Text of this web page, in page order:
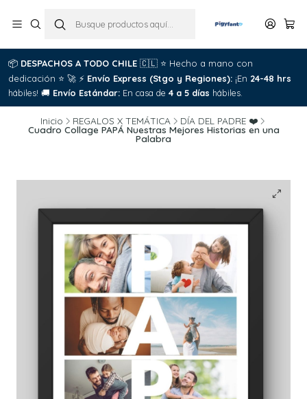
📦 DESPACHOS A TODO CHILE 🇨🇱 ⭐ Hecho a mano con
dedicación ⭐ 🚀 ⚡ Envío Express (Stgo y Regiones): ¡En 24-48 hrs
hábiles! 🚚 Envío Estándar: En casa de 4 a 5 días hábiles.
Inicio REGALOS X TEMÁTICA DÍA DEL PADRE ❤️
Cuadro Collage PAPÁ Nuestras Mejores Historias en una
Palabra